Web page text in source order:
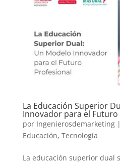
La Educación Superior
Innovador para el
por Ingenierosdemarketing|
Educación, Tecnología
La educación superior dual